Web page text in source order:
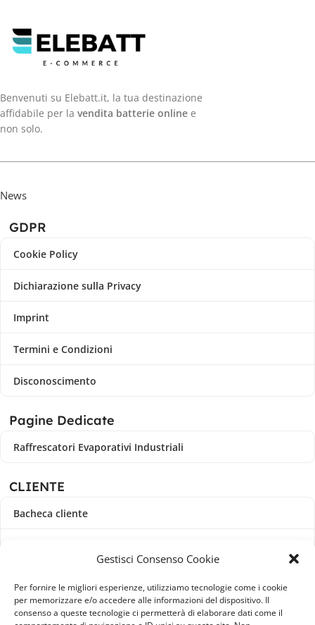
Gestisci Consenso Cookie
Per fornire le migliori esperienze, utilizziamo tecnologie come i cookie
per memorizzare e/o accedere alle informazioni del dispositivo. Il
consenso a queste tecnologie ci permetterà di elaborare dati come il
Benvenuti su Elebatt.it, la tua destinazione
affidabile per la vendita batterie online e
non solo.
News
GDPR
Cookie Policy
Dichiarazione sulla Privacy
Imprint
Termini e Condizioni
Disconoscimento
Pagine Dedicate
Raffrescatori Evaporativi Industriali
CLIENTE
Bacheca cliente
Indirizzi